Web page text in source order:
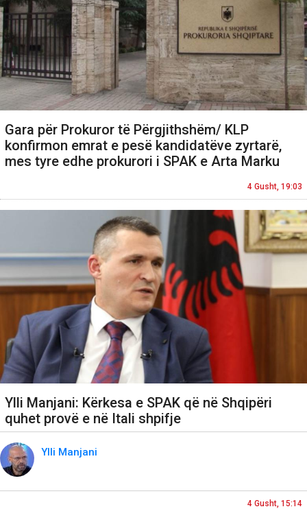
Gara për Prokuror të Përgjithshëm/ KLP
konfirmon emrat e pesë kandidatëve zyrtarë,
mes tyre edhe prokurori i SPAK e Arta Marku
4 Gusht, 19:03
Ylli Manjani: Kërkesa e SPAK që në Shqipëri
quhet provë e në Itali shpifje
Ylli Manjani
4 Gusht, 15:14